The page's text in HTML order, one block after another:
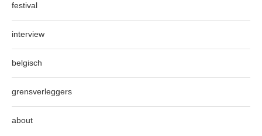
festival
interview
belgisch
grensverleggers
about